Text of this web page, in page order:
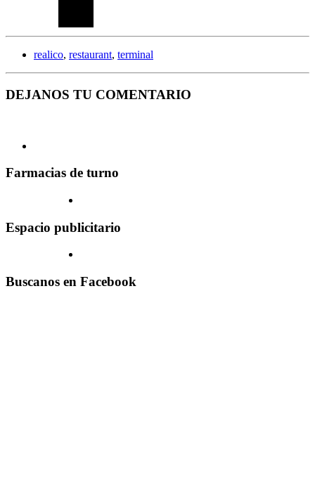
realico, restaurant, terminal
DEJANOS TU COMENTARIO
Farmacias de turno
Espacio publicitario
Buscanos en Facebook